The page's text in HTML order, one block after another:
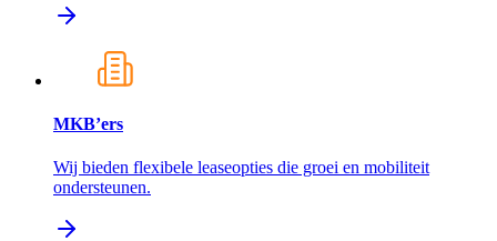
MKB’ers
Wij bieden flexibele leaseopties die groei en mobiliteit
ondersteunen.